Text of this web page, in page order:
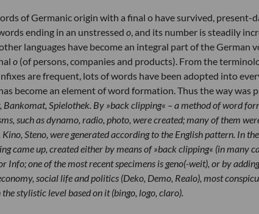
of Germanic origin with a final o have survived, present-
ending in an unstressed o, and its number is steadily
languages have become an integral part of the German
o (of persons, companies and products). From the
are frequent, lots of words have been adopted into
become an element of word formation. Thus the way was
Bankomat, Spielothek. By »back clipping« – a method of word
such asdynamo, radio, photo, were created; many of them
Steno, were generated according to the English pattern. In
came up, created either by means of »back clipping« (in many
Info; one of the most recent specimens is geno(-weit), or by
social life and politics (Deko, Demo, Realo), most
stylistic level based on it(bingo, logo, claro).